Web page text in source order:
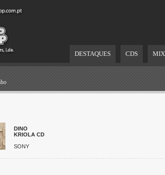
DESTAQUES CDS
DINO
KRIOLA CD
SONY